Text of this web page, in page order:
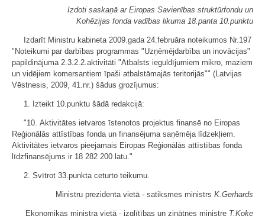
Izdoti saskaņā ar Eiropas Savienības struktūrfondu un
Kohēzijas fonda vadības likuma 18.panta 10.punktu
Izdarīt Ministru kabineta 2009.gada 24.februāra noteikumos Nr.197
"Noteikumi par darbības programmas "Uzņēmējdarbība un inovācijas"
papildinājuma 2.3.2.2.aktivitāti "Atbalsts ieguldījumiem mikro, maziem
un vidējiem komersantiem īpaši atbalstāmajās teritorijās"" (Latvijas
Vēstnesis, 2009, 41.nr.) šādus grozījumus:
1. Izteikt 10.punktu šādā redakcijā:
"10. Aktivitātes ietvaros īstenotos projektus finansē no Eiropas
Reģionālās attīstības fonda un finansējuma saņēmēja līdzekļiem.
Aktivitātes ietvaros pieejamais Eiropas Reģionālās attīstības fonda
līdzfinansējums ir 18 282 200 latu."
2. Svītrot 33.punkta ceturto teikumu.
Ministru prezidenta vietā - satiksmes ministrs K.Gerhards
Ekonomikas ministra vietā - izglītības un zinātnes ministre T.Koķe